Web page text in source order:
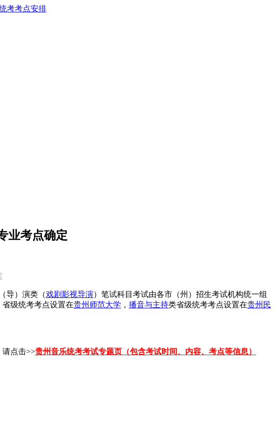
考考点安排
业考点确定
导）演类（戏剧影视导演）笔试科目考试由各市（州）招生考试机构统一组
省级统考考点设置在贵州师范大学 ， 播音与主持类省级统考考点设置在贵州民
请点击>>贵州音乐统考考试专题页（包含考试时间、内容、考点等信息）